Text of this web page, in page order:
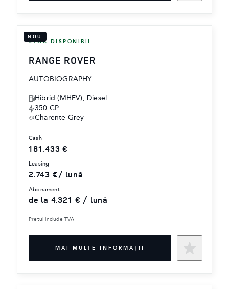
NOU
STOC DISPONIBIL
RANGE ROVER
AUTOBIOGRAPHY
Hibrid (MHEV), Diesel
350 CP
Charente Grey
cash
181.433 €
leasing
2.743 €/ lună
abonament
de la 4.321 € / lună
Pretul include TVA
MAI MULTE INFORMAŢII